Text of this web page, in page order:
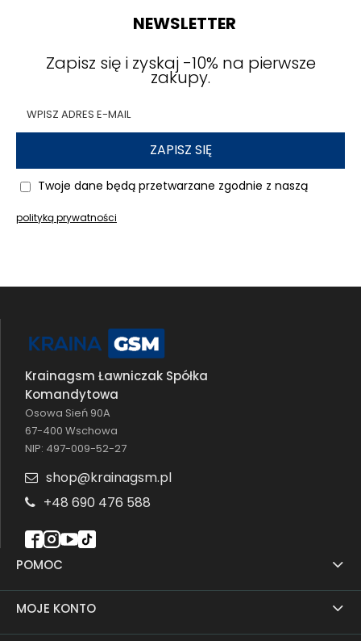
NEWSLETTER
Zapisz się i zyskaj -10% na pierwsze
zakupy.
ZAPISZ SIĘ
Twoje dane będą przetwarzane zgodnie z naszą
polityką prywatności
POMOC
MOJE KONTO
Krainagsm Ławniczak Spółka
Komandytowa
Osowa Sień 90A
67-400 Wschowa
NIP: 497-009-52-27
shop@krainagsm.pl
+48 690 476 588